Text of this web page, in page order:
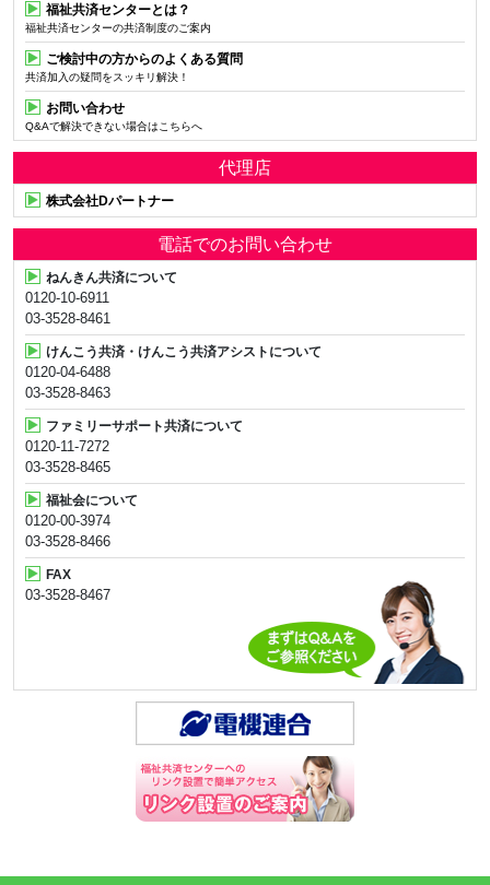
福祉共済センターとは？
福祉共済センターの共済制度のご案内
ご検討中の方からのよくある質問
共済加入の疑問をスッキリ解決！
お問い合わせ
Q&Aで解決できない場合はこちらへ
代理店
株式会社Dパートナー
電話でのお問い合わせ
ねんきん共済について
0120-10-6911
03-3528-8461
けんこう共済・けんこう共済アシストについて
0120-04-6488
03-3528-8463
ファミリーサポート共済について
0120-11-7272
03-3528-8465
福祉会について
0120-00-3974
03-3528-8466
FAX
03-3528-8467